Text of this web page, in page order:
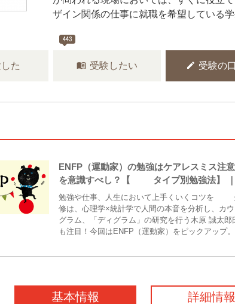
ザイン関係の仕事に就職を希望している
た
443
menu_book 受験したい edit 受験の
ENFP（運動家）の勉強はケアレスミス注
を意識すべし？【16タイプ別勉強法】
勉強や仕事、人生において上手くいくコツを16
修は、心理学×統計学で人間の本音を分析し、カ
グラム、「ディグラム」の研究を行う木原 誠太郎
も注目！今回はENFP（運動家）をピックアップ。
基本情報 詳細情報